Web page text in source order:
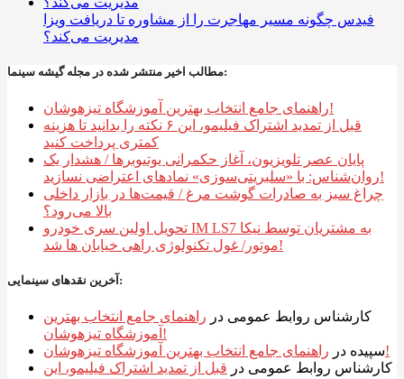
فیدس چگونه مسیر مهاجرت را از مشاوره تا دریافت ویزا
مدیریت می‌کند؟
مطالب اخیر منتشر شده در مجله گیشه سینما:
راهنمای جامع انتخاب بهترین آموزشگاه تیزهوشان!
قبل از تمدید اشتراک فیلیمو، این ۶ نکته را بدانید تا هزینه
کمتری پرداخت کنید
پایان عصر تلویزیون، آغاز حکمرانی یوتیوبرها / هشدار یک
روان‌شناس: با «سلبریتی‌سوزی» نمادهای اعتراضی نسازید!
چراغ سبز به صادرات گوشت مرغ / قیمت‌ها در بازار داخلی
بالا می‌رود؟
تحویل اولین سری خودرو IM LS7 به مشتریان توسط نیکا
موتور/ غول تکنولوژی راهی خیابان ها شد!
آخرین نقدهای سینمایی:
کارشناس روابط عمومی در راهنمای جامع انتخاب بهترین
آموزشگاه تیزهوشان!
سپیده در
راهنمای جامع انتخاب بهترین آموزشگاه تیزهوشان!
کارشناس روابط عمومی در قبل از تمدید اشتراک فیلیمو، این